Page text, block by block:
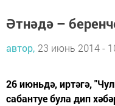
Әтнәдә –
автор, 23 июнь 2014 -
26 июньдә, иртәгә,
сабантуе була дип